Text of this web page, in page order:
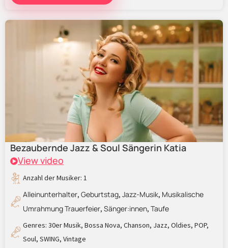
Bezaubernde Jazz & Soul Sängerin Katia
View video
Anzahl der Musiker: 1
Alleinunterhalter, Geburtstag, Jazz-Musik, Musikalische
Umrahmung Trauerfeier, Sänger:innen, Taufe
Genres: 30er Musik, Bossa Nova, Chanson, Jazz, Oldies, POP,
Soul, SWING, Vintage